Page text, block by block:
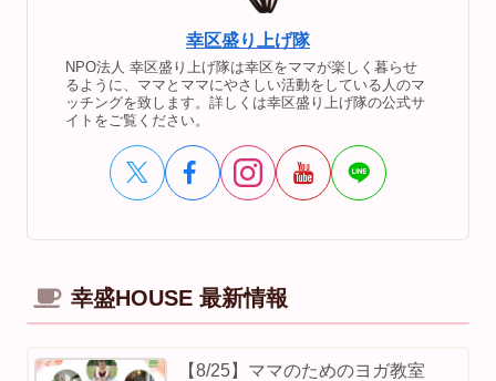
幸区盛り上げ隊
NPO法人 幸区盛り上げ隊は幸区をママが楽しく暮らせ
るように、ママとママにやさしい活動をしている人のマ
ッチングを致します。詳しくは幸区盛り上げ隊の公式サ
イトをご覧ください。
幸盛HOUSE 最新情報
【8/25】ママのためのヨガ教室